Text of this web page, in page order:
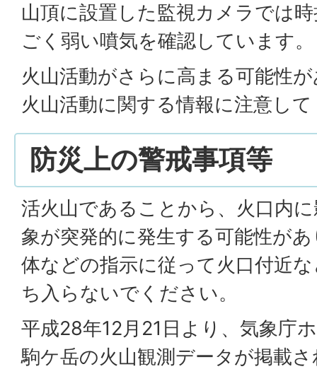
山頂に設置した監視カメラでは
ごく弱い噴気を確認しています。
火山活動がさらに高まる可能性
火山活動に関する情報に注意し
防災上の警戒事項等
活火山であることから、火口内
象が突発的に発生する可能性が
体などの指示に従って火口付近
ち入らないでください。
平成28年12月21日より、気象庁
駒ケ岳の火山観測データが掲載